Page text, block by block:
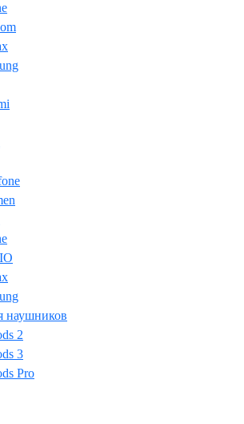
наушников
2
3
Pro